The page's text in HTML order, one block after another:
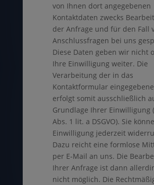
von Ihnen dort angegebenen
Kontaktdaten zwecks
der Anfrage und für den Fall
Anschlussfragen bei uns
Diese Daten geben wir nicht
Ihre Einwilligung weiter. Die
Verarbeitung der in das
Kontaktformular
erfolgt somit ausschließlich
Grundlage Ihrer Einwilligung
Abs. 1 lit. a DSGVO). Sie
Einwilligung jederzeit
Dazu reicht eine formlose
per E-Mail an uns. Die
Ihrer Anfrage ist dann
nicht möglich. Die